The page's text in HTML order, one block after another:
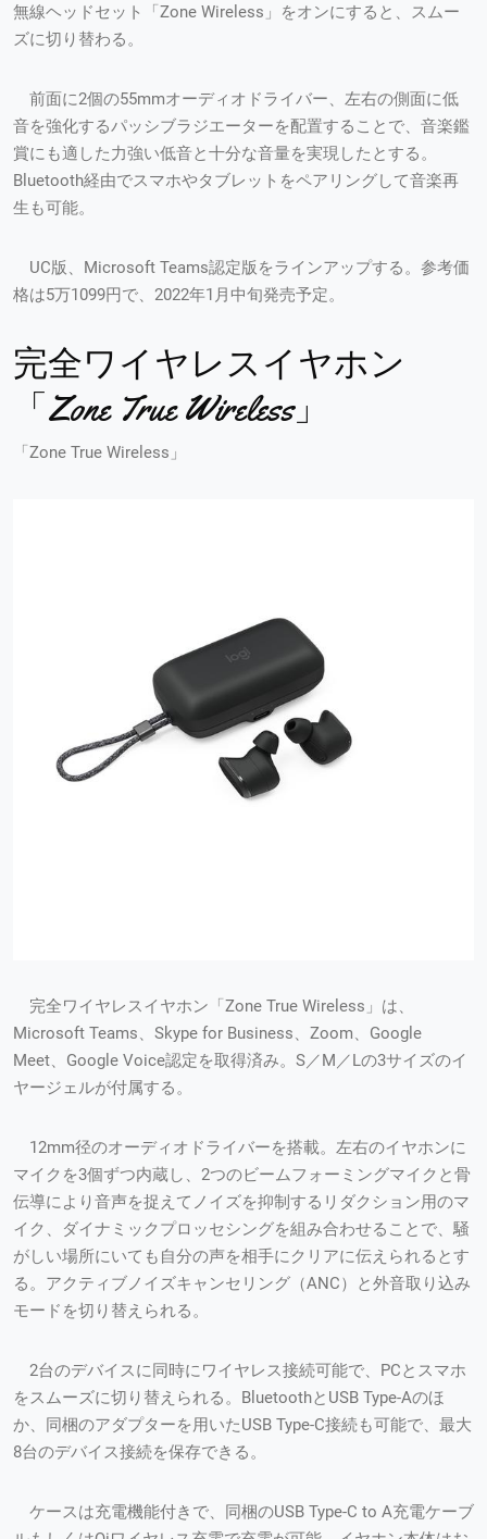
無線ヘッドセット「Zone Wireless」をオンにすると、スムー
ズに切り替わる。
前面に2個の55mmオーディオドライバー、左右の側面に低
音を強化するパッシブラジエーターを配置することで、音楽鑑
賞にも適した力強い低音と十分な音量を実現したとする。
Bluetooth経由でスマホやタブレットをペアリングして音楽再
生も可能。
UC版、Microsoft Teams認定版をラインアップする。参考価
格は5万1099円で、2022年1月中旬発売予定。
完全ワイヤレスイヤホン
「Zone True Wireless」
「Zone True Wireless」
完全ワイヤレスイヤホン「Zone True Wireless」は、
Microsoft Teams、Skype for Business、Zoom、Google
Meet、Google Voice認定を取得済み。S／M／Lの3サイズのイ
ヤージェルが付属する。
12mm径のオーディオドライバーを搭載。左右のイヤホンに
マイクを3個ずつ内蔵し、2つのビームフォーミングマイクと骨
伝導により音声を捉えてノイズを抑制するリダクション用のマ
イク、ダイナミックプロッセシングを組み合わせることで、騒
がしい場所にいても自分の声を相手にクリアに伝えられるとす
る。アクティブノイズキャンセリング（ANC）と外音取り込み
モードを切り替えられる。
2台のデバイスに同時にワイヤレス接続可能で、PCとスマホ
をスムーズに切り替えられる。BluetoothとUSB Type-Aのほ
か、同梱のアダプターを用いたUSB Type-C接続も可能で、最大
8台のデバイス接続を保存できる。
ケースは充電機能付きで、同梱のUSB Type-C to A充電ケーブ